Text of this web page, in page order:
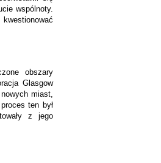
wspólnoty.
obszary
Glasgow
miast,
ten był
z jego